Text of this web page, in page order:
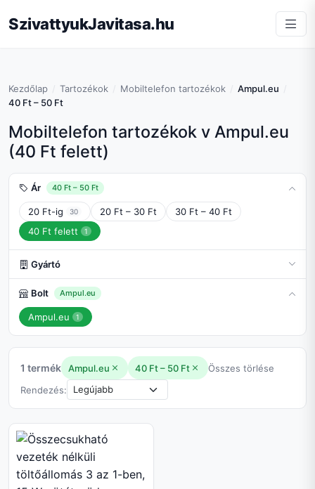
SzivattyukJavitasa.hu
Kezdőlap Tartozékok Mobiltelefon tartozékok
Ampul.eu
40 Ft – 50 Ft
Mobiltelefon tartozékok v Ampul.eu
(40 Ft felett)
Ár 40 Ft – 50 Ft
20 Ft-ig 30 20 Ft – 30 Ft
30 Ft – 40 Ft
40 Ft felett
1
Gyártó
Bolt Ampul.eu
Ampul.eu 1
1 termék Ampul.eu 40 Ft – 50 Ft
Összes törlése
Rendezés: